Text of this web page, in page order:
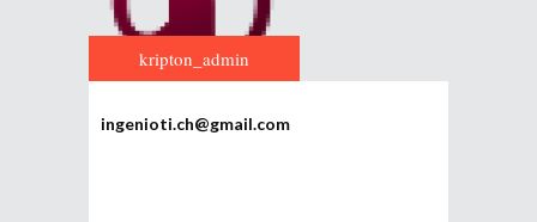
kripton_admin
ingenioti.ch@gmail.com